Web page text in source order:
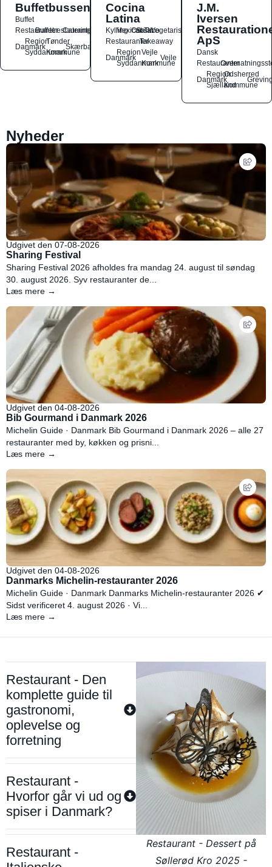
Buffetbussen
Buffet
Restauranter
Buffetrestauranter
Catering
Danmark
Region
Syddanmark
Tønder
Kommune
Skærbæk
Cocina
Latina
Kylling
Mexicansk
OstSalat
TacoVegetarisk
RestauranterTakeaway
Danmark
Region
Syddanmark
Vejle
Kommune
Vejle
J.M.
Iversen
ApS
Dansk
Restauranter
Danmark
Region
Sjælland
Odsherred
Kommune
Nyheder
Udgivet den 07-08-2026
Sharing Festival
Sharing Festival 2026 afholdes fra mandag 24. august til søndag
30. august 2026. Syv restauranter de...
Læs mere →
Udgivet den 04-08-2026
Bib Gourmand i Danmark 2026
Michelin Guide · Danmark Bib Gourmand i Danmark 2026 – alle 27
restauranter med by, køkken og prisni...
Læs mere →
Udgivet den 04-08-2026
Danmarks Michelin-restauranter 2026
Michelin Guide · Danmark Danmarks Michelin-restauranter 2026 ✔
Sidst verificeret 4. august 2026 · Vi...
Læs mere →
Restaurant - Den
komplette guide til
gastronomi,
oplevelse og
forretning
Restaurant -
Hvorfor går vi ud og
spiser i Danmark?
Restaurant -
Restaurant - Dessert på
Søllerød Kro 2025 -